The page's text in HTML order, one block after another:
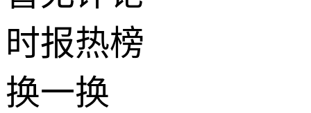
时报热榜
换一换